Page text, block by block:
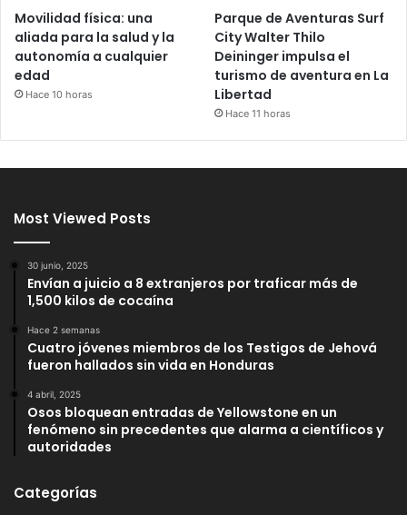
Movilidad física: una
aliada para la salud y la
autonomía a cualquier
edad
Hace 10 horas
Parque de Aventuras Surf
City Walter Thilo
Deininger impulsa el
turismo de aventura en La
Libertad
Hace 11 horas
Most Viewed Posts
30 junio, 2025
Envían a juicio a 8 extranjeros por traficar más de
1,500 kilos de cocaína
Hace 2 semanas
Cuatro jóvenes miembros de los Testigos de Jehová
fueron hallados sin vida en Honduras
4 abril, 2025
Osos bloquean entradas de Yellowstone en un
fenómeno sin precedentes que alarma a científicos y
autoridades
Categorías